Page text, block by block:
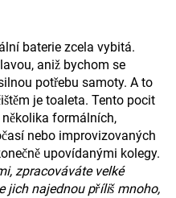
baterie zcela vybitá.
aniž bychom se
potřebu samoty. A to
je toaleta. Tento pocit
formálních,
nebo improvizovaných
upovídanými kolegy.
zpracováváte velké
jich najednou příliš mnoho,